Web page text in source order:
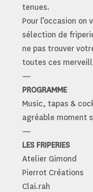
tenues.
Pour l’occasion
sélection de
ne pas trouver
toutes ces
—
PROGRAMME
Music, tapas &
agréable moment
—
LES FRIPERIES
Atelier Gimond
Pierrot Créations
Clai.rah